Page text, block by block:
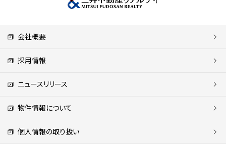
会社概要
採用情報
ニュースリリース
物件情報について
個人情報の取り扱い